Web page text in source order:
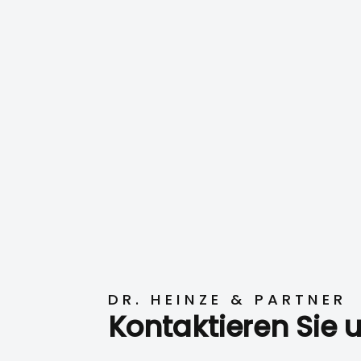
DR. HEINZE & PARTNER
Kontaktieren Sie